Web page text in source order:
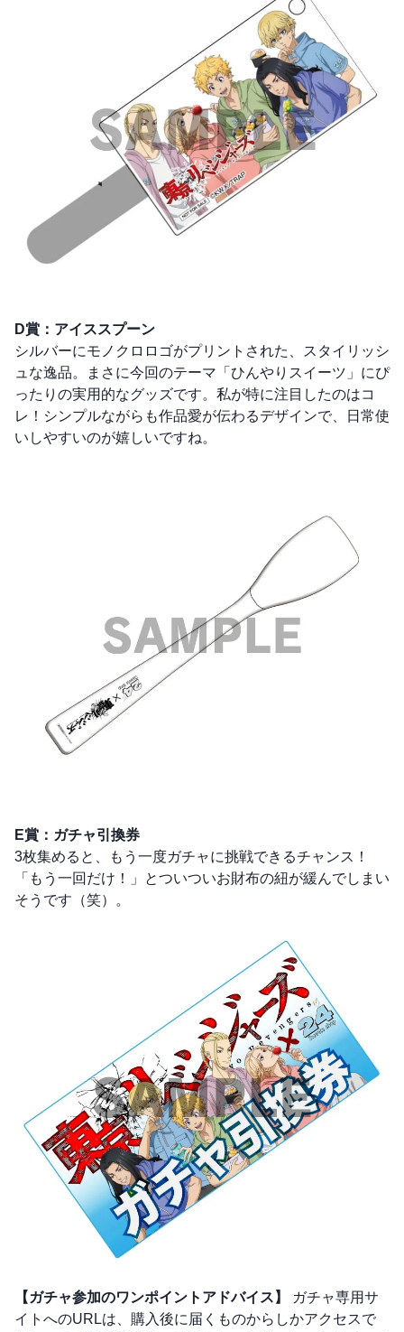
D賞：アイススプーン
シルバーにモノクロロゴがプリントされた、スタイリッシ
ュな逸品。まさに今回のテーマ「ひんやりスイーツ」にぴ
ったりの実用的なグッズです。私が特に注目したのはコ
レ！シンプルながらも作品愛が伝わるデザインで、日常使
いしやすいのが嬉しいですね。
E賞：ガチャ引換券
3枚集めると、もう一度ガチャに挑戦できるチャンス！
「もう一回だけ！」とついついお財布の紐が緩んでしまい
そうです（笑）。
【ガチャ参加のワンポイントアドバイス】
ガチャ専用サ
イトへのURLは、購入後に届くものからしかアクセスで